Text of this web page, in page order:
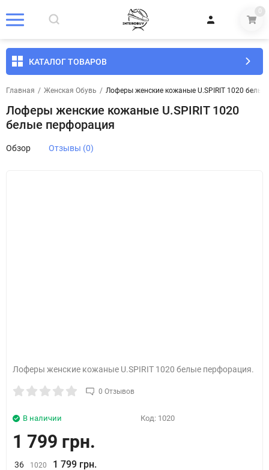
0
КАТАЛОГ ТОВАРОВ
Главная / Женская Обувь / Лоферы женские кожаные U.SPIRIT 1020
Лоферы женские кожаные U.SPIRIT 1020
белые перфорация
Обзор Отзывы (0)
Лоферы женские кожаные U.SPIRIT 1020 белые перфорация.
0 Отзывов
В наличии Код: 1020
1 799 грн.
36 1020 1 799 грн.